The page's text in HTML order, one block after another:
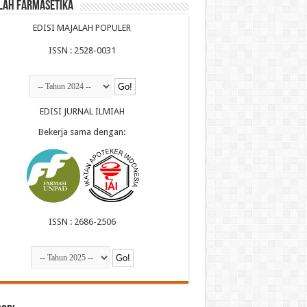
Farmasetika
EDISI MAJALAH POPULER
ISSN : 2528-0031
EDISI JURNAL ILMIAH
Bekerja sama dengan:
ISSN : 2686-2506